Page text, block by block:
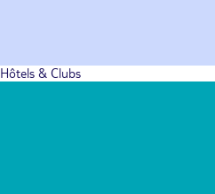
Hôtels & Clubs